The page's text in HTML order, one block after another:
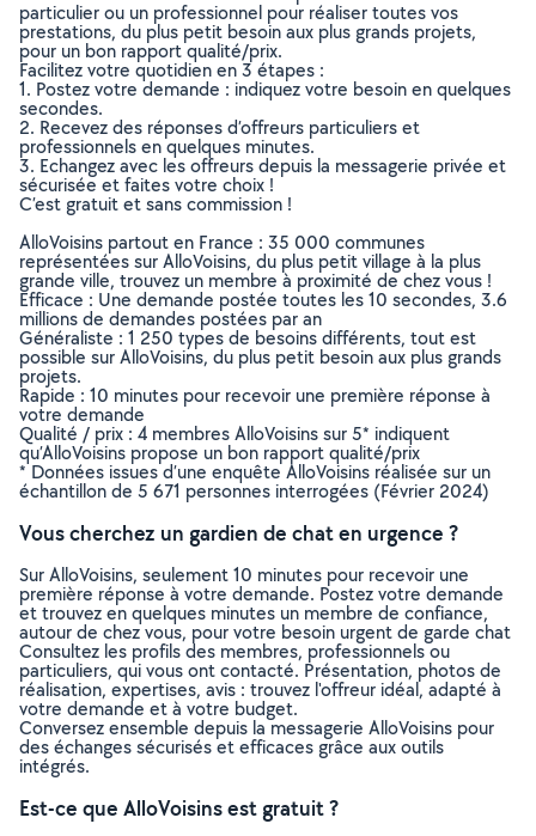
particulier ou un professionnel pour réaliser toutes vos
prestations, du plus petit besoin aux plus grands projets,
pour un bon rapport qualité/prix.
Facilitez votre quotidien en 3 étapes :
1. Postez votre demande : indiquez votre besoin en quelques
secondes.
2. Recevez des réponses d’offreurs particuliers et
professionnels en quelques minutes.
3. Echangez avec les offreurs depuis la messagerie privée et
sécurisée et faites votre choix !
C’est gratuit et sans commission !
AlloVoisins partout en France : 35 000 communes
représentées sur AlloVoisins, du plus petit village à la plus
grande ville, trouvez un membre à proximité de chez vous !
Efficace : Une demande postée toutes les 10 secondes, 3.6
millions de demandes postées par an
Généraliste : 1 250 types de besoins différents, tout est
possible sur AlloVoisins, du plus petit besoin aux plus grands
projets.
Rapide : 10 minutes pour recevoir une première réponse à
votre demande
Qualité / prix : 4 membres AlloVoisins sur 5* indiquent
qu’AlloVoisins propose un bon rapport qualité/prix
* Données issues d’une enquête AlloVoisins réalisée sur un
échantillon de 5 671 personnes interrogées (Février 2024)
Vous cherchez un gardien de chat en urgence ?
Sur AlloVoisins, seulement 10 minutes pour recevoir une
première réponse à votre demande. Postez votre demande
et trouvez en quelques minutes un membre de confiance,
autour de chez vous, pour votre besoin urgent de garde chat
Consultez les profils des membres, professionnels ou
particuliers, qui vous ont contacté. Présentation, photos de
réalisation, expertises, avis : trouvez l'offreur idéal, adapté à
votre demande et à votre budget.
Conversez ensemble depuis la messagerie AlloVoisins pour
des échanges sécurisés et efficaces grâce aux outils
intégrés.
Est-ce que AlloVoisins est gratuit ?